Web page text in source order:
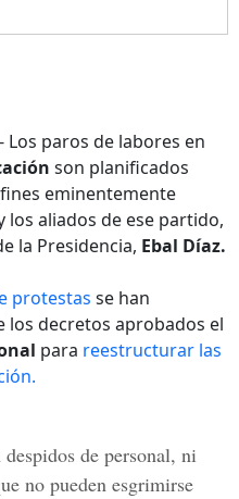
- Los paros de labores en
son planificados
eminentemente
los aliados de ese partido,
la Presidencia, Ebal Díaz.
protestas se han
los decretos aprobados el
para reestructurar las
de personal, ni
no pueden esgrimirse